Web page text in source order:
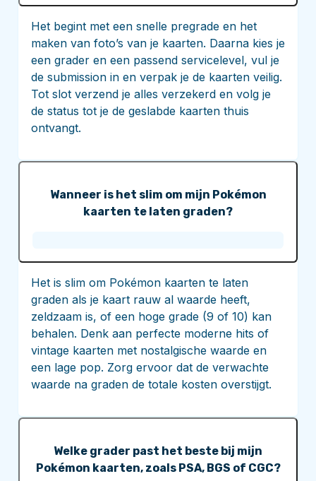
Het begint met een snelle pregrade en het
maken van foto’s van je kaarten. Daarna kies je
een grader en een passend servicelevel, vul je
de submission in en verpak je de kaarten veilig.
Tot slot verzend je alles verzekerd en volg je
de status tot je de geslabde kaarten thuis
ontvangt.
Wanneer is het slim om mijn Pokémon
kaarten te laten graden?
Het is slim om Pokémon kaarten te laten
graden als je kaart rauw al waarde heeft,
zeldzaam is, of een hoge grade (9 of 10) kan
behalen. Denk aan perfecte moderne hits of
vintage kaarten met nostalgische waarde en
een lage pop. Zorg ervoor dat de verwachte
waarde na graden de totale kosten overstijgt.
Welke grader past het beste bij mijn
Pokémon kaarten, zoals PSA, BGS of CGC?